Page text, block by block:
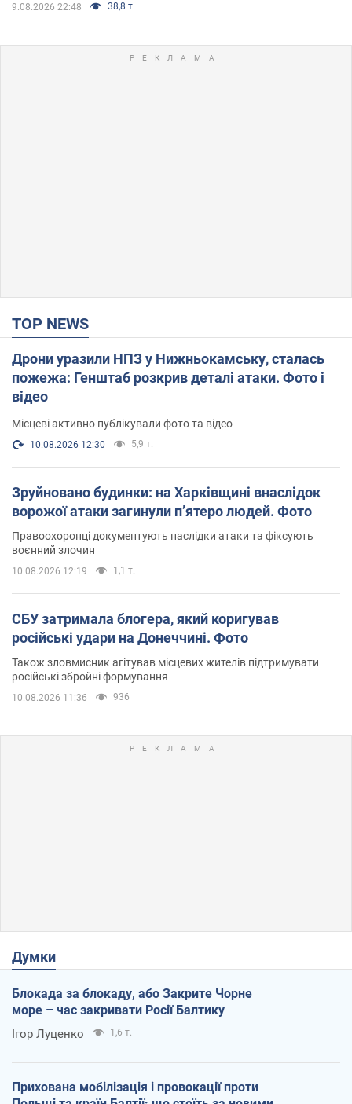
9.08.2026 22:48 38,8 т.
TOP NEWS
Дрони уразили НПЗ у Нижньокамську, сталась
пожежа: Генштаб розкрив деталі атаки. Фото і
відео
Місцеві активно публікували фото та відео
10.08.2026 12:30 5,9 т.
Зруйновано будинки: на Харківщині внаслідок
ворожої атаки загинули п’ятеро людей. Фото
Правоохоронці документують наслідки атаки та фіксують
воєнний злочин
10.08.2026 12:19 1,1 т.
СБУ затримала блогера, який коригував
російські удари на Донеччині. Фото
Також зловмисник агітував місцевих жителів підтримувати
російські збройні формування
10.08.2026 11:36 936
Думки
Блокада за блокаду, або Закрите Чорне
море – час закривати Росії Балтику
Ігор Луценко 1,6 т.
Прихована мобілізація і провокації проти